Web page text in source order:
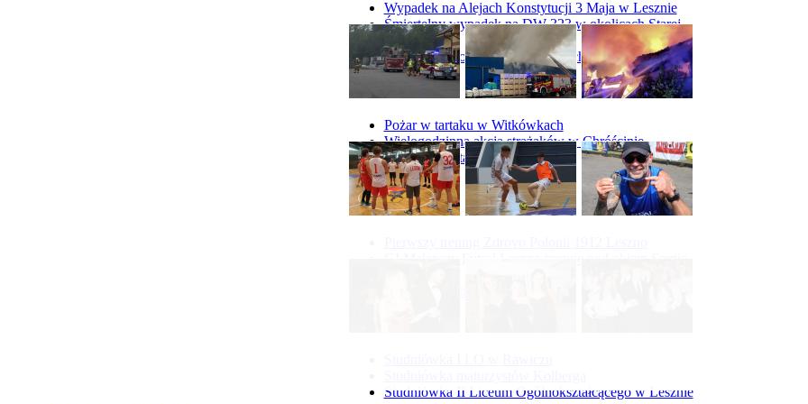
Wypadek na Alejach Konstytucji 3 Maja w Lesznie
Śmiertelny wypadek na DW 323 w okolicach Starej
Góry
Wypadek na obwodnicy Święciechowy
Pożar w tartaku w Witkówkach
Wielogodzinna akcja strażaków w Chróścinie
Pożar hali tartaku w Racocie
Studniówka II Liceum Ogólnokształcącego w Lesznie